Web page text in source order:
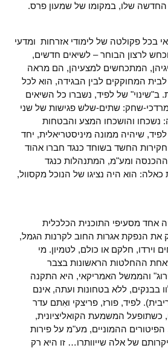
החדשה שלו, במקומו של שמעון פרס.
בכל פקולטה של לימודי אזרחות ומדעי
לרצון הבוחר – לשיאים חדשים,
המתכחשים למצעיהן, הם מראה
המחוקקים לבין הבגידה, הוא לכל
של לפיד, נשברו כל השיאים
שחק: שתים-שלש פגישות של שני
נשכחו והושכחו המצע והבטחות
שיהיה ממונה מיניסטריאלית, יחד
החשד בשוחד כנגד חברו אהוד
ומע"מ, המתנהלות כנגד
הוא היה נציגו של הנוכל מקסוול,
אחד מסעיפי התוכנית הכלכלית
את הנפקת אגרות החוב לקרנות הגמל,
וירדו, חלקם או כולם, לטמיון. מי
ההחלטות הראשונות בצבר
והממשל האמריקאי, היא התקנה
בבנקים, ללא בטחונות ועתה, אינם
לפיד, פורז, פריצקי ואִתם עדר
כשתופעל המשמעת הקואליציונית,
ההמוניים, מע"מ על פירות
של אלה שייוותרו… זו היא רק